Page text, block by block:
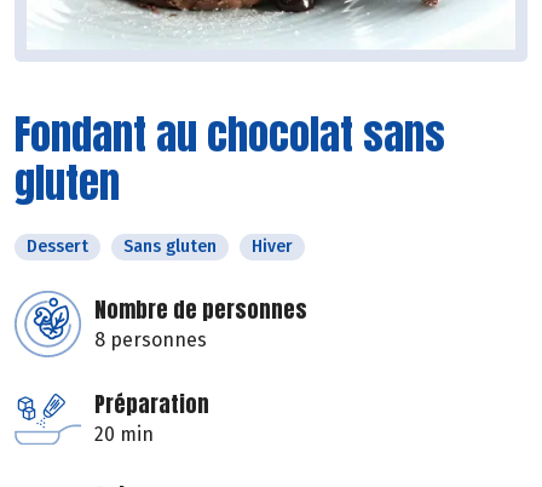
Fondant au chocolat sans
gluten
Dessert Sans gluten Hiver
Nombre de personnes
8 personnes
Préparation
20 min